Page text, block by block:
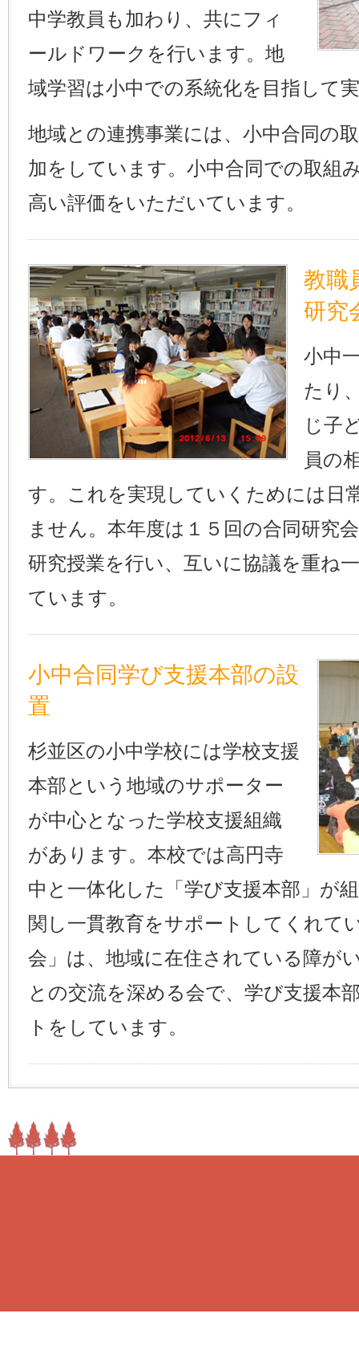
中学教員も加わり、共にフィ
ールドワークを行います。地
域学習は小中での系統化を目指して
地域との連携事業には、小中合同の
加をしています。小中合同での取組
高い評価をいただいています。
教職
研究
小中
たり
じ子
員の
す。これを実現していくためには日
ません。本年度は１５回の合同研究
研究授業を行い、互いに協議を重ね
ています。
小中合同学び支援本部の設
置
杉並区の小中学校には学校支援
本部という地域のサポーター
が中心となった学校支援組織
があります。本校では高円寺
中と一体化した「学び支援本部」が
関し一貫教育をサポートしてくれて
会」は、地域に在住されている障が
との交流を深める会で、学び支援本
トをしています。